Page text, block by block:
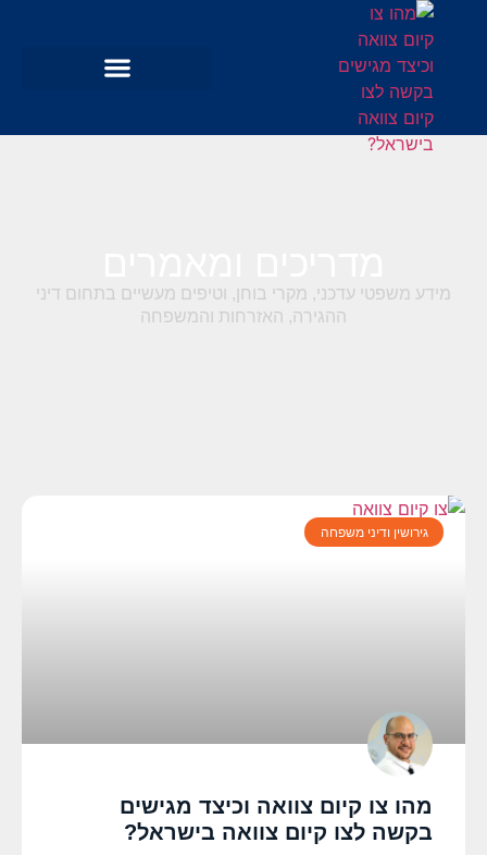
מידע משפטי עדכני, מקרי בוחן, וטיפים מעשיים בתחום דיני
ההגירה, האזרחות והמשפחה
גירושין ודיני משפחה
מהו צו קיום צוואה וכיצד מגישים
בקשה לצו קיום צוואה בישראל?